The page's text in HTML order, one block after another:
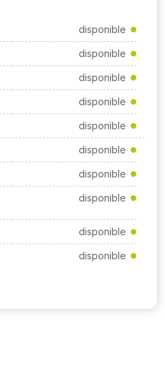
disponible
disponible
disponible
disponible
disponible
disponible
disponible
disponible
disponible
disponible